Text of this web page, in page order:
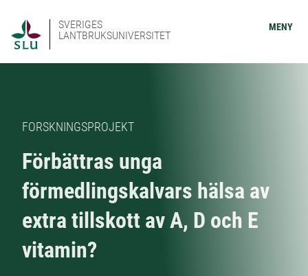
SVERIGES
LANTBRUKSUNIVERSITET
MENY
FORSKNINGSPROJEKT
Förbättras unga
förmedlingskalvars hälsa av
extra tillskott av A, D och E
vitamin?